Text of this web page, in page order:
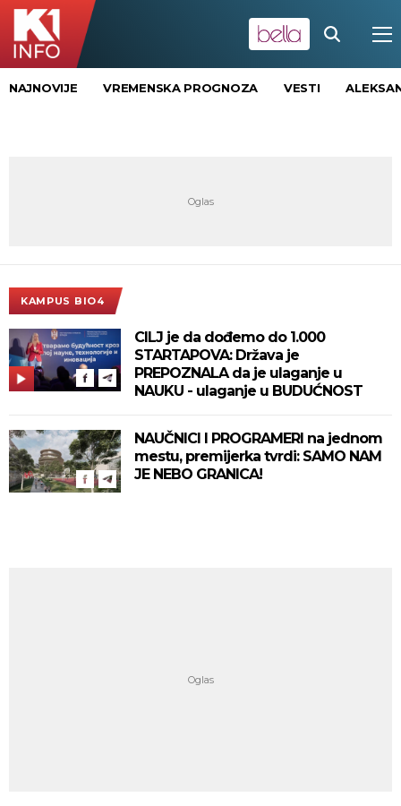
NAJNOVIJE VREMENSKA PROGNOZA VESTI
KAMPUS BIO4
CILJ je da dođemo do 1.000
STARTAPOVA: Država je
PREPOZNALA da je ulaganje u
NAUKU - ulaganje u BUDUĆNOST
NAUČNICI I PROGRAMERI na jednom
mestu, premijerka tvrdi: SAMO NAM
JE NEBO GRANICA!